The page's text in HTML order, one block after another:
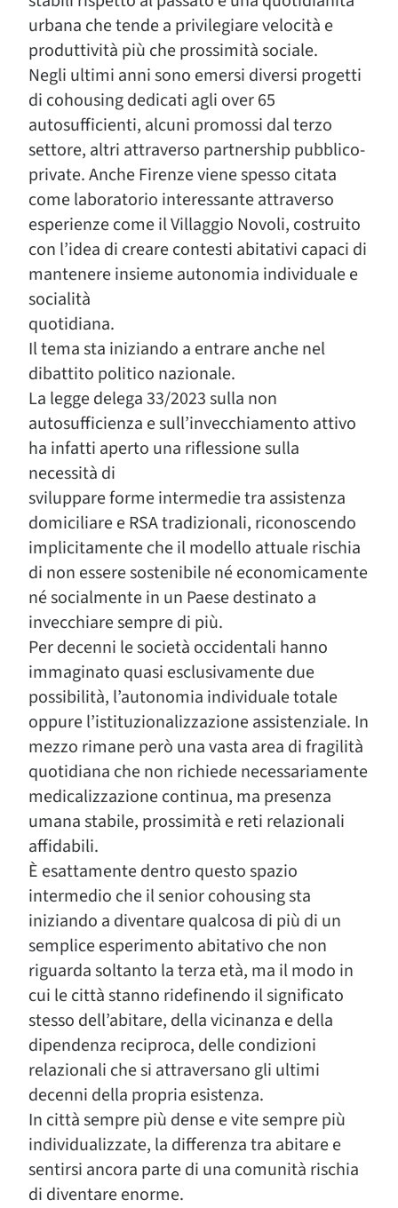
urbana che tende a privilegiare velocità e
produttività più che prossimità sociale.
Negli ultimi anni sono emersi diversi progetti
di cohousing dedicati agli over 65
autosufficienti, alcuni promossi dal terzo
settore, altri attraverso partnership pubblico-
private. Anche Firenze viene spesso citata
come laboratorio interessante attraverso
esperienze come il Villaggio Novoli, costruito
con l’idea di creare contesti abitativi capaci di
mantenere insieme autonomia individuale e
socialità
quotidiana.
Il tema sta iniziando a entrare anche nel
dibattito politico nazionale.
La legge delega 33/2023 sulla non
autosufficienza e sull’invecchiamento attivo
ha infatti aperto una riflessione sulla
necessità di
sviluppare forme intermedie tra assistenza
domiciliare e RSA tradizionali, riconoscendo
implicitamente che il modello attuale rischia
di non essere sostenibile né economicamente
né socialmente in un Paese destinato a
invecchiare sempre di più.
Per decenni le società occidentali hanno
immaginato quasi esclusivamente due
possibilità, l’autonomia individuale totale
oppure l’istituzionalizzazione assistenziale. In
mezzo rimane però una vasta area di fragilità
quotidiana che non richiede necessariamente
medicalizzazione continua, ma presenza
umana stabile, prossimità e reti relazionali
affidabili.
È esattamente dentro questo spazio
intermedio che il senior cohousing sta
iniziando a diventare qualcosa di più di un
semplice esperimento abitativo che non
riguarda soltanto la terza età, ma il modo in
cui le città stanno ridefinendo il significato
stesso dell’abitare, della vicinanza e della
dipendenza reciproca, delle condizioni
relazionali che si attraversano gli ultimi
decenni della propria esistenza.
In città sempre più dense e vite sempre più
individualizzate, la differenza tra abitare e
sentirsi ancora parte di una comunità rischia
di diventare enorme.